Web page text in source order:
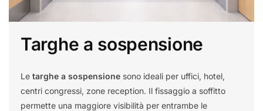
Targhe a sospensione
Le targhe a sospensione sono ideali per uffici, hotel,
centri congressi, zone reception. Il fissaggio a soffitto
permette una maggiore visibilità per entrambe le